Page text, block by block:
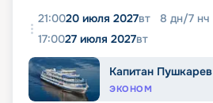
21:0020 июля 2027вт 8 дн/7 нч
17:0027 июля 2027вт
Капитан Пушкарев
ЭКОНОМ